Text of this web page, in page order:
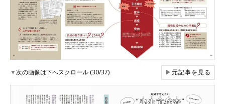
▼次の画像は下へスクロール (30/37) ▶元記事を見る